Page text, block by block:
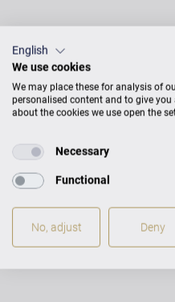
English
We use cookies
We may place these for analysis of
personalised content and to give
about the cookies we use open the
Necessary
Functional
No, adjust Deny